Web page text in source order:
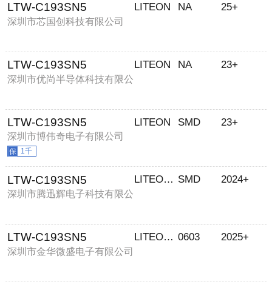
LTW-C193SN5
深圳市芯国创科技有限公司
LITEON NA 25+
LTW-C193SN5
深圳市优尚半导体科技有限公
LITEON NA 23+
LTW-C193SN5
深圳市博伟奇电子有限公司
1千
LITEON SMD 23+
LTW-C193SN5
深圳市腾迅辉电子科技有限公
LITEON/光宝 SMD 2024+
LTW-C193SN5
深圳市金华微盛电子有限公司
LITEON/光宝 0603 2025+